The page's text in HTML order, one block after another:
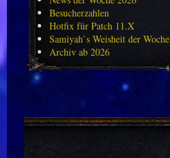
Besucherzahlen
Hotfix für Patch 11.X
Samiyah`s Weisheit der Woche
Archiv ab 2026